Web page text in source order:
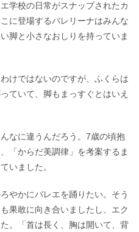
学校の日常がスナップされたカ
に登場するバレリーナはみんな
脚と小さなおしりを持っていま
けではないのですが、ふくらは
ていて、脚もまっすぐとはいえ
なに違うんだろう。7歳の頃抱
「からだ美調律」を考案するま
いました。
やかにバレエを踊りたい。そう
果敢に向き合いましたし、エク
。「首は長く、胸は開いて、背